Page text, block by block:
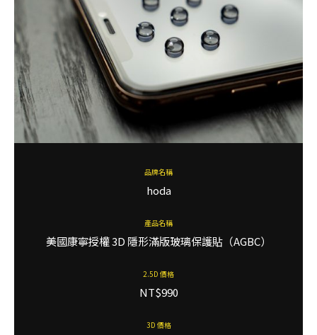
品牌名稱
hoda
產品名稱
美國康寧授權 3D 隱形滿版玻璃保護貼（AGBC）
2.5D 價格
NT$990
3D 價格